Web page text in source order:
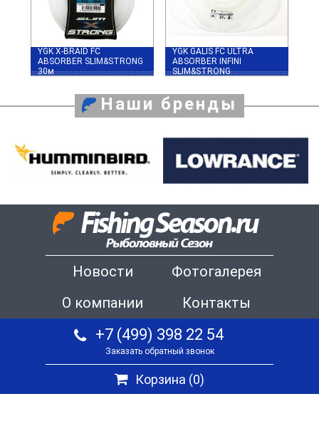
YGK X-BRAID FC
ABSORBER SLIM&STRONG
30м
YGK GALIS FC ULTRA
ABSORBER INFINI
SLIM&STRONG
Наши бренды
Новости
Фотогалерея
О компании
Контакты
+7 (499) 398 22 54
Заказать обратный звонок
Корзина (0)